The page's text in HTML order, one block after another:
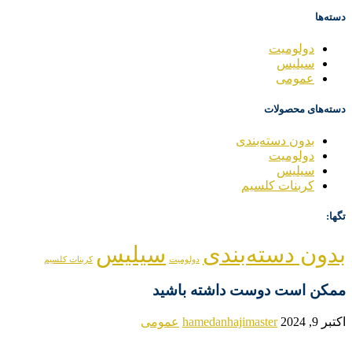
دسته‌ها
دولومیت
سیلیس
عمومی
دسته‌های محصولات
بدون دسته‌بندی
دولومیت
سیلیس
کربنات کلسیم
تگها:
بدون دسته‌بندی دولومیت سیلیس کربنات کلسیم
ممکن است دوست داشته باشید
اکتبر 9, 2024 hamedanhajimaster عمومی